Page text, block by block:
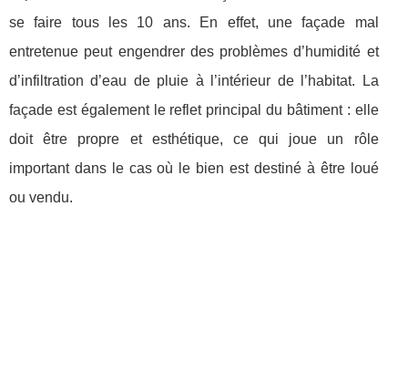
se faire tous les 10 ans. En effet, une façade mal
entretenue peut engendrer des problèmes d’humidité et
d’infiltration d’eau de pluie à l’intérieur de l’habitat. La
façade est également le reflet principal du bâtiment : elle
doit être propre et esthétique, ce qui joue un rôle
important dans le cas où le bien est destiné à être loué
ou vendu.